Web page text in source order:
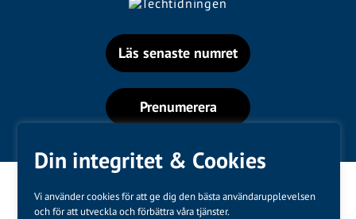
Din integritet & Cookies
Vi använder cookies för att ge dig den bästa användarupplevelsen
och för att utveckla och förbättra våra tjänster.
Läs senaste numret
Prenumerera